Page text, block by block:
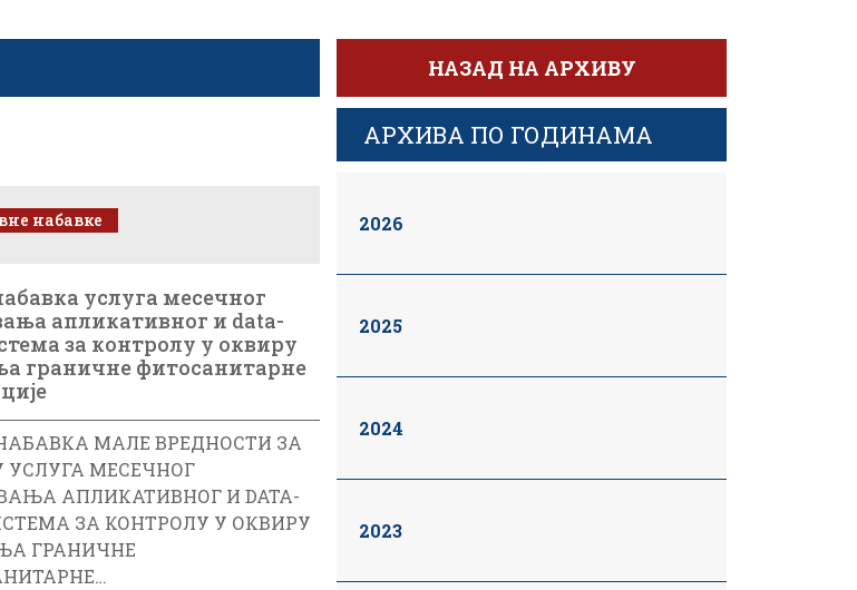
набавке
услуга месечног
апликативног и data-
за контролу у оквиру
граничне фитосанитарне
МАЛЕ ВРЕДНОСТИ ЗА
УСЛУГА МЕСЕЧНОГ
АПЛИКАТИВНОГ И DATA-
ЗА КОНТРОЛУ У ОКВИРУ
ГРАНИЧНЕ
НАЗАД НА АРХИВУ
АРХИВА ПО ГОДИНАМА
2026
2025
2024
2023